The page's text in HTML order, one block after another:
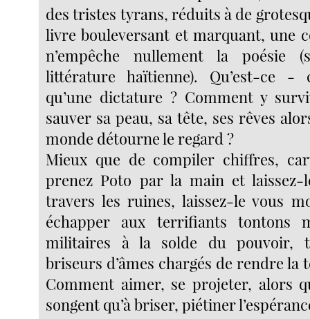
des tristes tyrans, réduits à de
livre bouleversant et marquant, une
n’empêche nullement la
littérature haïtienne). Qu’est-ce -
qu’une dictature ? Comment y
sauver sa peau, sa tête, ses rêves
monde détourne le regard ?
Mieux que de compiler chiffres,
prenez Poto par la main et
travers les ruines, laissez-le vous
échapper aux terrifiants tontons
militaires à la solde du pouvoir,
briseurs d’âmes chargés de rendre la
Comment aimer, se projeter, alors
songent qu’à briser, piétiner